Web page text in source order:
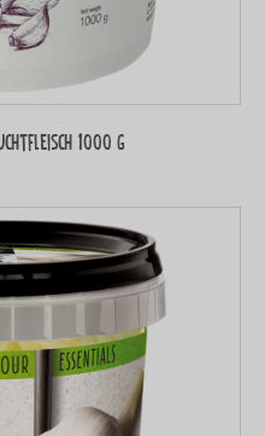
1000 g